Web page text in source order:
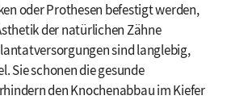
oder Prothesen befestigt werden,
der natürlichen Zähne
sind langlebig,
Sie schonen die gesunde
den Knochenabbau im Kiefer